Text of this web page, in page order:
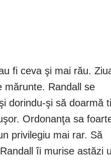
fi ceva şi mai rău.
mărunte. Randall se
dorindu-şi să doarmă
Ordonanţa sa
privilegiu mai rar. Să
îi murise astăzi